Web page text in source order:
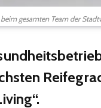
gesamten Team der